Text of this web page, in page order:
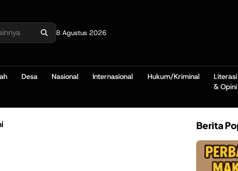
8 Agustus 2026
Desa Nasional Internasional Hukum/Kriminal
Literasi
& Opini
Berita